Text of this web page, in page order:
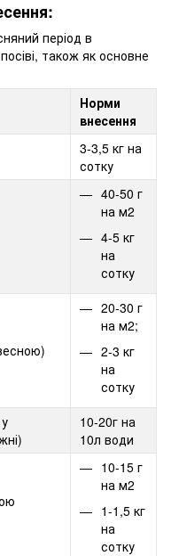
період в
також як основне
Норми
внесення
3-3,5 кг на
сотку
40-50 г
на м2
4-5 кг
на
сотку
20-30 г
на м2;
2-3 кг
на
сотку
10-20г на
10л води
10-15 г
на м2
1-1,5 кг
на
сотку